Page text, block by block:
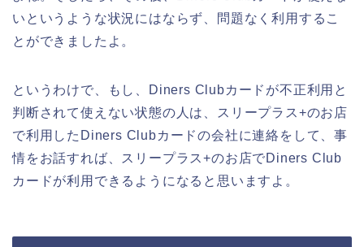
いというような状況にはならず、問題なく利用するこ
とができましたよ。
というわけで、もし、Diners Clubカードが不正利用と
判断されて使えない状態の人は、スリープラス+のお店
で利用したDiners Clubカードの会社に連絡をして、事
情をお話すれば、スリープラス+のお店でDiners Club
カードが利用できるようになると思いますよ。